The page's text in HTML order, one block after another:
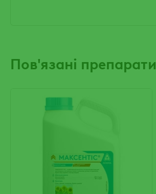
Пов'язані препарати